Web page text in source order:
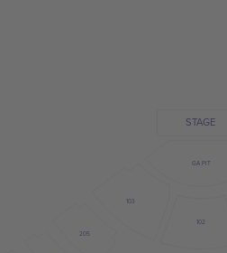
GA PIT
102
103
205
STAGE